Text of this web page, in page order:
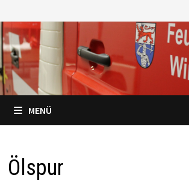
Inhalt
springen
MENÜ
Ölspur